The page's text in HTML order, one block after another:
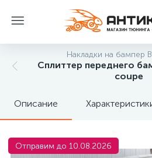
Накладки на бампер
Сплиттер переднего
coupe
Описание
Отправим до 10.08.2026